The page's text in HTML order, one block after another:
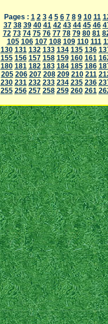
Pages : 1 2 3 4 5 6 7 8 9 10 11
37 38 39 40 41 42 43 44 45 46
72 73 74 75 76 77 78 79 80 81
105 106 107 108 109 110 111
130 131 132 133 134 135 136
155 156 157 158 159 160 161
180 181 182 183 184 185 186
205 206 207 208 209 210 211
230 231 232 233 234 235 236
255 256 257 258 259 260 261